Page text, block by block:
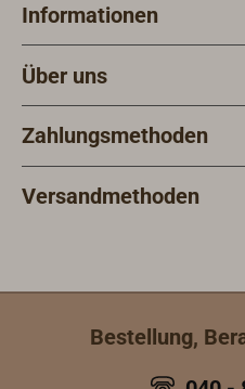
Informationen
Über uns
Zahlungsmethoden
Versandmethoden
Bestellung,